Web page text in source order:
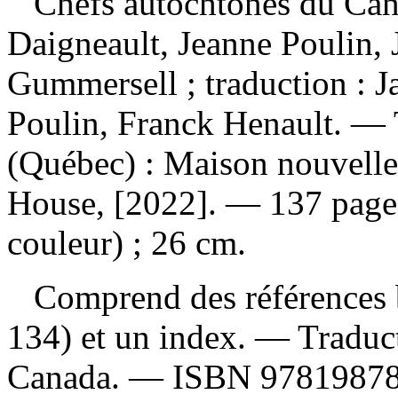
Daigneault, Jeanne Poulin,
Gummersell ; traduction :
Poulin, Franck Henault.
(Québec) : Maison
House, [2022]. — 137
couleur) ; 26 cm.
Comprend des
134) et un index. —
Canada. — ISBN